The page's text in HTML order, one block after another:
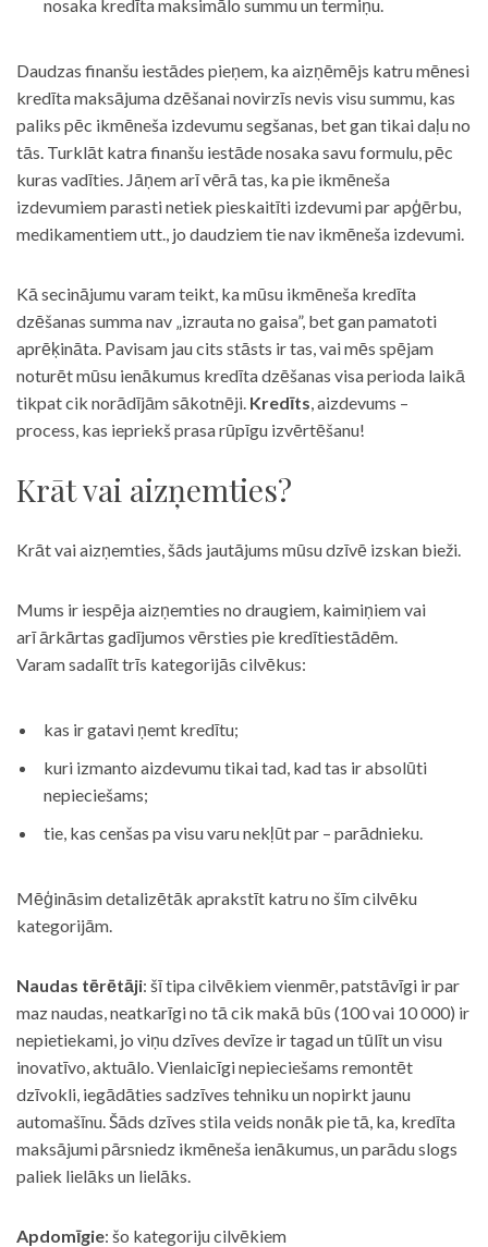
nosaka kredīta maksimālo summu un termiņu.
Daudzas finanšu iestādes pieņem, ka aizņēmējs katru mēnesi
kredīta maksājuma dzēšanai novirzīs nevis visu summu, kas
paliks pēc ikmēneša izdevumu segšanas, bet gan tikai daļu no
tās. Turklāt katra finanšu iestāde nosaka savu formulu, pēc
kuras vadīties. Jāņem arī vērā tas, ka pie ikmēneša
izdevumiem parasti netiek pieskaitīti izdevumi par apģērbu,
medikamentiem utt., jo daudziem tie nav ikmēneša izdevumi.
Kā secinājumu varam teikt, ka mūsu ikmēneša kredīta
dzēšanas summa nav „izrauta no gaisa”, bet gan pamatoti
aprēķināta. Pavisam jau cits stāsts ir tas, vai mēs spējam
noturēt mūsu ienākumus kredīta dzēšanas visa perioda laikā
tikpat cik norādījām sākotnēji. Kredīts, aizdevums –
process, kas iepriekš prasa rūpīgu izvērtēšanu!
Krāt vai aizņemties?
Krāt vai aizņemties, šāds jautājums mūsu dzīvē izskan bieži.
Mums ir iespēja aizņemties no draugiem, kaimiņiem vai
arī ārkārtas gadījumos vērsties pie kredītiestādēm.
Varam sadalīt trīs kategorijās cilvēkus:
kas ir gatavi ņemt kredītu;
kuri izmanto aizdevumu tikai tad, kad tas ir absolūti
nepieciešams;
tie, kas cenšas pa visu varu nekļūt par – parādnieku.
Mēģināsim detalizētāk aprakstīt katru no šīm cilvēku
kategorijām.
Naudas tērētāji: šī tipa cilvēkiem vienmēr, patstāvīgi ir par
maz naudas, neatkarīgi no tā cik makā būs (100 vai 10 000) ir
nepietiekami, jo viņu dzīves devīze ir tagad un tūlīt un visu
inovatīvo, aktuālo. Vienlaicīgi nepieciešams remontēt
dzīvokli, iegādāties sadzīves tehniku un nopirkt jaunu
automašīnu. Šāds dzīves stila veids nonāk pie tā, ka, kredīta
maksājumi pārsniedz ikmēneša ienākumus, un parādu slogs
paliek lielāks un lielāks.
Apdomīgie: šo kategoriju cilvēkiem